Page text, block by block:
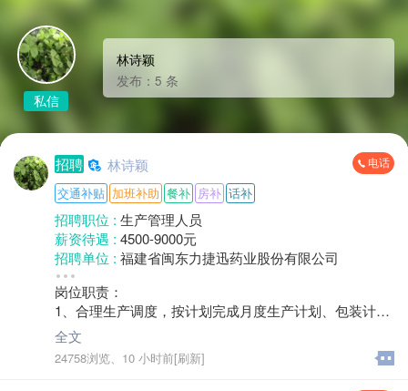
私信
林诗颖
发布：5 条
招聘 林诗颖 电话
交通补贴 加班补助 餐补 房补 话补
招聘职位 : 生产管理人员
薪资待遇 : 4500-9000元
招聘单位 : 福建省闽东力捷迅药业股份有限公司
招聘人数 :
性别要求 :
年龄要求 :年龄不限
学历要求 :
工作经验 :
1-3年
柘荣县 城郊乡
岗位职责：
1、合理生产调度，按计划完成月度生产计划、包装计
划。
2、严格遵循产品工艺及标准作业，确保生产过程符合标
准。
全文
24758浏览、 10 小时前[刷新]